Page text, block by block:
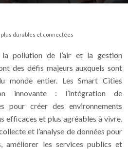
durables et connectées
la pollution de l’air et la gestion
des défis majeurs auxquels sont
monde entier. Les Smart Cities
innovante : l’intégration de
pour créer des environnements
efficaces et plus agréables à vivre.
et l’analyse de données pour
améliorer les services publics et